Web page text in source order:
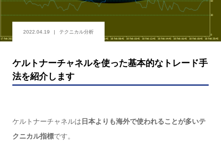
2022.04.19 テクニカル分析
ケルトナーチャネルを使った基本的なトレード手
法を紹介します
ケルトナーチャネルは 日本よりも海外で使われることが多いテ
クニカル指標です。